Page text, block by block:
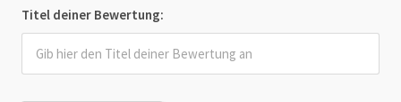
Titel deiner Bewertung: